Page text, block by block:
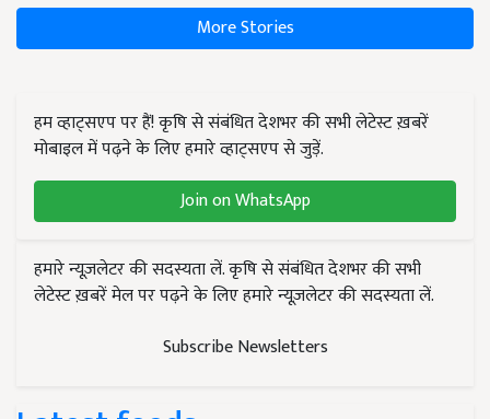
More Stories
हम व्हाट्सएप पर हैं! कृषि से संबंधित देशभर की सभी लेटेस्ट ख़बरें
मोबाइल में पढ़ने के लिए हमारे व्हाट्सएप से जुड़ें.
Join on WhatsApp
हमारे न्यूज़लेटर की सदस्यता लें. कृषि से संबंधित देशभर की सभी
लेटेस्ट ख़बरें मेल पर पढ़ने के लिए हमारे न्यूज़लेटर की सदस्यता लें.
Subscribe Newsletters